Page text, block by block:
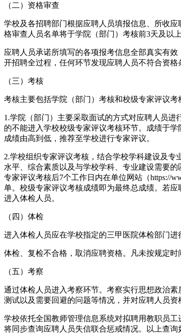
（二）资格审查
学校及各招聘部门根据应聘人员填报信息、所收
格审查人员名单将于学院（部门）考核前3天及以
应聘人员承诺所填写的各项报考信息全部真实有
开招聘全过程，任何环节发现应聘人员不符合资格
（三）考核
考核主要包括学院（部门）考核和校级专家评议
1.学院（部门）主要采取面试的方式对应聘人员
的不能进入学校校级专家评议考核环节。成绩于学
成绩由高到低，推荐至学校进行专家评议。
2.学校组织专家评议考核，结合学校学科建设及
水平、综合素质以及与学校学科、专业建设需要
专家评议考核后7个工作日内在单位网站（https://
单。校级专家评议考核成绩即为最终总成绩。若
进入体检人员。
（四）体检
进入体检人员应在学校指定的三甲医院体检部门
体检、复检不合格，取消应聘资格。凡未按规定
（五）考察
通过体检人员进入考察环节。考察实行思想政治
测试以及需要回避的问题等情况，并对应聘人员
学校依托全国教师管理信息系统对拟聘用教职员
将同步查询应聘人员失信联合惩戒情况。以上查